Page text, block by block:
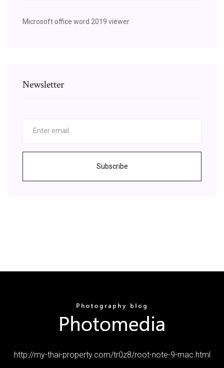
Microsoft office word 2019 viewer
Newsletter
Subscribe
http://my-thai-property.com/tr0z8/root-note-9-mac.html